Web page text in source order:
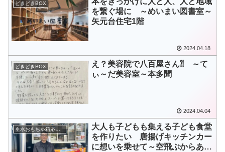
どきどきBOX
を繋ぐ場に ～めいまい図書室～
矢元台住宅1階
2024.04.18
どきどきBOX
え？美容院で八百屋さん⁈ ～て
ぃ～だ美容室～本多聞
2024.04.04
垂水おもちゃ箱応援BOX
大人も子どもも集える子ども食堂
を作りたい 唐揚げキッチンカー
に想いを乗せて～空飛ぶからあ